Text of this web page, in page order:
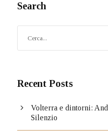
Search
Recent Posts
Volterra e dintorni:
Silenzio